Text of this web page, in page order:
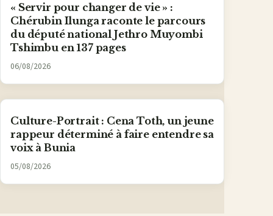
« Servir pour changer de vie » :
Chérubin Ilunga raconte le parcours
du député national Jethro Muyombi
Tshimbu en 137 pages
06/08/2026
Culture-Portrait : Cena Toth, un jeune
rappeur déterminé à faire entendre sa
voix à Bunia
05/08/2026